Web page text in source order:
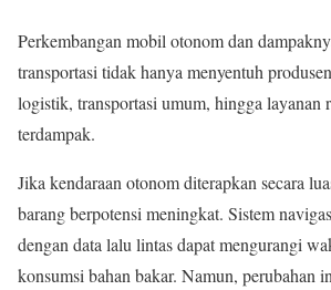
Perkembangan mobil otonom dan
transportasi tidak hanya menyentuh
logistik, transportasi umum, hingga layanan
terdampak.
Jika kendaraan otonom diterapkan secara
barang berpotensi meningkat. Sistem
dengan data lalu lintas dapat mengurangi
konsumsi bahan bakar. Namun, perubahan